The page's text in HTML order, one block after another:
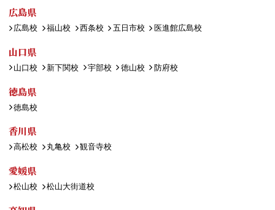
広島県
広島校 福山校 西条校 五日市校 医進館広島校
山口県
山口校 新下関校 宇部校 徳山校 防府校
徳島県
徳島校
香川県
高松校 丸亀校 観音寺校
愛媛県
松山校 松山大街道校